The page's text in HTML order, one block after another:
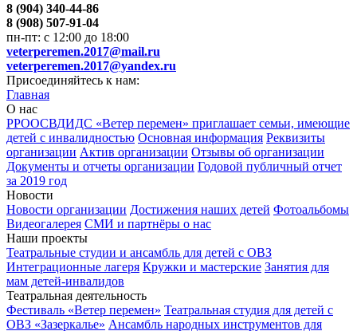
8 (904) 340-44-86
8 (908) 507-91-04
пн-пт: с 12:00 до 18:00
veterperemen.2017@mail.ru
veterperemen.2017@yandex.ru
Присоединяйтесь к нам:
Главная
О нас
РРООСВДИДС «Ветер перемен» приглашает семьи, имеющие
детей с инвалидностью Основная информация Реквизиты
организации Актив организации Отзывы об организации
Документы и отчеты организации Годовой публичный отчет
за 2019 год
Новости
Новости организации Достижения наших детей Фотоальбомы
Видеогалерея СМИ и партнёры о нас
Наши проекты
Театральные студии и ансамбль для детей с ОВЗ
Интеграционные лагеря Кружки и мастерские Занятия для
мам детей-инвалидов
Театральная деятельность
Фестиваль «Ветер перемен» Театральная студия для детей с
ОВЗ «Зазеркалье» Ансамбль народных инструментов для